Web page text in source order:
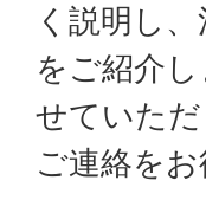
く説明し
をご紹介
せていただ
ご連絡をお